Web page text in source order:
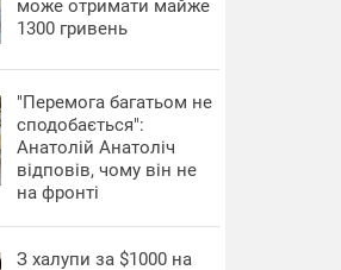
може отримати майже
1300 гривень
"Перемога багатьом не
сподобається":
Анатолій Анатоліч
відповів, чому він не
на фронті
З халупи за $1000 на